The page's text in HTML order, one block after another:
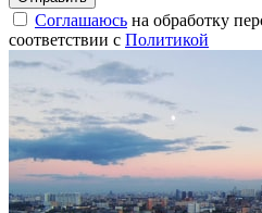
Соглашаюсь на обработку
соответствии с Политикой